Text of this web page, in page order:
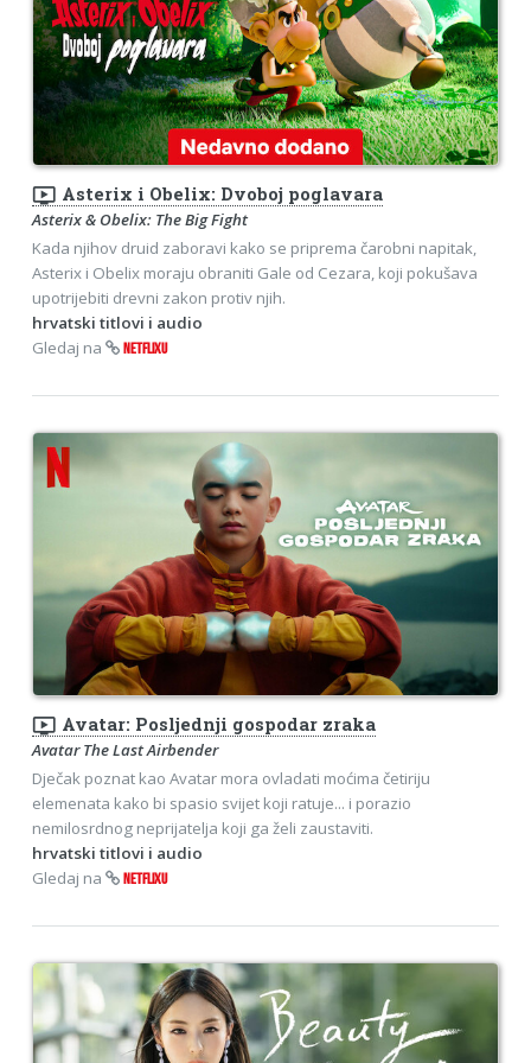
ondemand_video Asterix i Obelix: Dvoboj poglavara
Asterix & Obelix: The Big Fight
Kada njihov druid zaboravi kako se priprema čarobni napitak,
Asterix i Obelix moraju obraniti Gale od Cezara, koji pokušava
upotrijebiti drevni zakon protiv njih.
hrvatski titlovi i audio
Gledaj na
NETFLIXU
ondemand_video Avatar: Posljednji gospodar zraka
Avatar The Last Airbender
Dječak poznat kao Avatar mora ovladati moćima četiriju
elemenata kako bi spasio svijet koji ratuje... i porazio
nemilosrdnog neprijatelja koji ga želi zaustaviti.
hrvatski titlovi i audio
Gledaj na
NETFLIXU